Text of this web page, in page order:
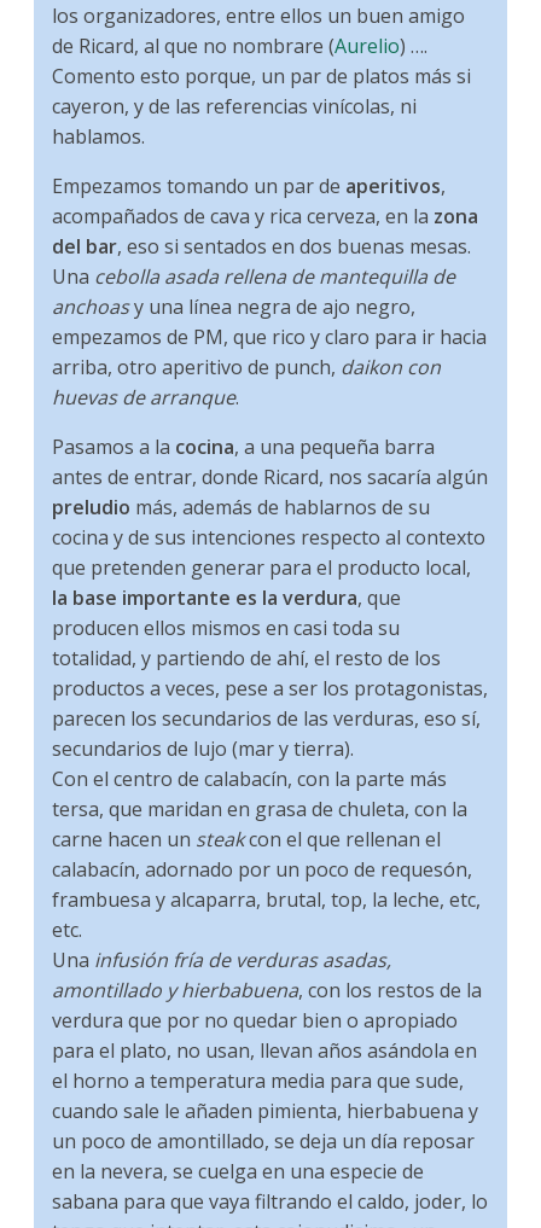
los organizadores, entre ellos un buen amigo
de Ricard, al que no nombrare (Aurelio) ….
Comento esto porque, un par de platos más si
cayeron, y de las referencias vinícolas, ni
hablamos.
Empezamos tomando un par de aperitivos,
acompañados de cava y rica cerveza, en la zona
del bar, eso si sentados en dos buenas mesas.
Una cebolla asada rellena de mantequilla de
anchoasy una línea negra de ajo negro,
empezamos de PM, que rico y claro para ir hacia
arriba, otro aperitivo de punch, daikon con
huevas de arranque.
Pasamos a la cocina, a una pequeña barra
antes de entrar, donde Ricard, nos sacaría algún
preludio más, además de hablarnos de su
cocina y de sus intenciones respecto al contexto
que pretenden generar para el producto local,
la base importante es la verdura, que
producen ellos mismos en casi toda su
totalidad, y partiendo de ahí, el resto de los
productos a veces, pese a ser los protagonistas,
parecen los secundarios de las verduras, eso sí,
secundarios de lujo (mar y tierra).
Con el centro de calabacín, con la parte más
tersa, que maridan en grasa de chuleta, con la
carne hacen un steakcon el que rellenan el
calabacín, adornado por un poco de requesón,
frambuesa y alcaparra, brutal, top, la leche, etc,
etc.
Una infusión fría de verduras asadas,
amontillado y hierbabuena, con los restos de la
verdura que por no quedar bien o apropiado
para el plato, no usan, llevan años asándola en
el horno a temperatura media para que sude,
cuando sale le añaden pimienta, hierbabuena y
un poco de amontillado, se deja un día reposar
en la nevera, se cuelga en una especie de
sabana para que vaya filtrando el caldo, joder, lo